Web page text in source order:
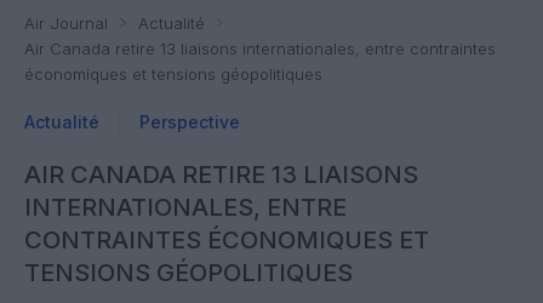
Air Journal
Actualité
Air Canada retire 13 liaisons internationales, entre contraintes
économiques et tensions géopolitiques
Actualité Perspective
AIR CANADA RETIRE 13 LIAISONS
INTERNATIONALES, ENTRE
CONTRAINTES ÉCONOMIQUES ET
TENSIONS GÉOPOLITIQUES